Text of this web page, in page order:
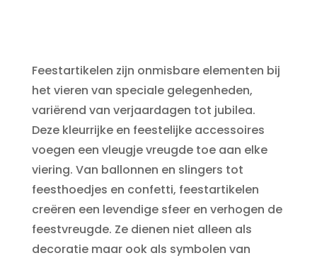
Feestartikelen zijn onmisbare elementen bij
het vieren van speciale gelegenheden,
variërend van verjaardagen tot jubilea.
Deze kleurrijke en feestelijke accessoires
voegen een vleugje vreugde toe aan elke
viering. Van ballonnen en slingers tot
feesthoedjes en confetti, feestartikelen
creëren een levendige sfeer en verhogen de
feestvreugde. Ze dienen niet alleen als
decoratie maar ook als symbolen van